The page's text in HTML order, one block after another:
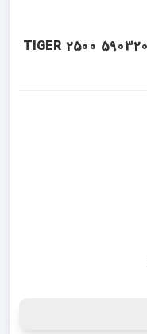
سنگ رومیزی 200 وات مدل 5903202901 TIGER 2500